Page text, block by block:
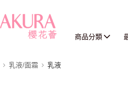
商品分類
乳液/面霜 乳液